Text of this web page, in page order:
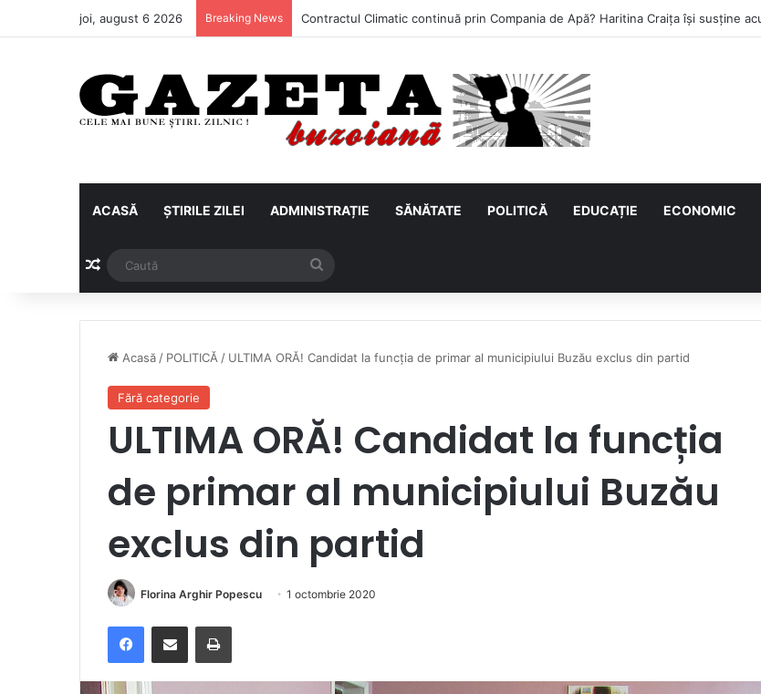
joi, august 6 2026 Breaking News
ACASĂ ȘTIRILE ZILEI ADMINISTRAȚIE SĂNĂTATE POLITICĂ EDUCAȚIE ECONOMIC
Articol aleatoriu
Acasă / POLITICĂ / ULTIMA ORĂ! Candidat la funcția de primar al municipiului Buzău exclus din partid
Fără categorie
ULTIMA ORĂ! Candidat la funcția
de primar al municipiului Buzău
exclus din partid
Florina Arghir Popescu 1 octombrie 2020
FacebookDistribuie prin e-mail Imprimare